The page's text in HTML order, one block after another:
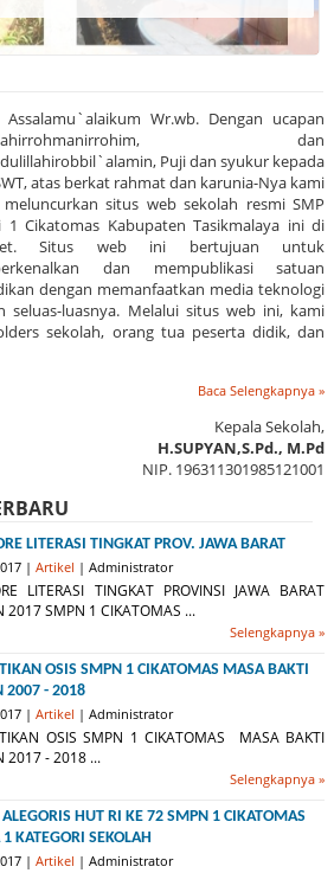
Assalamu`alaikum Wr.wb. Dengan ucapan
dan
Puji dan syukur kepada
atas berkat rahmat dan karunia-Nya kami
situs web sekolah resmi SMP
1 Cikatomas Kabupaten Tasikmalaya ini di
Situs web ini bertujuan untuk
dan mempublikasi satuan
dengan memanfaatkan media teknologi
seluas-luasnya. Melalui situs web ini, kami
sekolah, orang tua peserta didik, dan
Baca Selengkapnya »
Kepala Sekolah,
H.SUPYAN,S.Pd., M.Pd
NIP. 196311301985121001
LITERASI TINGKAT PROV. JAWA BARAT
| Artikel | Administrator
LITERASI TINGKAT PROVINSI JAWA BARAT
2017 SMPN 1 CIKATOMAS ...
Selengkapnya »
OSIS SMPN 1 CIKATOMAS MASA BAKTI
2007 - 2018
| Artikel | Administrator
OSIS SMPN 1 CIKATOMAS MASA BAKTI
2017 - 2018 ...
Selengkapnya »
HUT RI KE 72 SMPN 1 CIKATOMAS
KATEGORI SEKOLAH
| Artikel | Administrator